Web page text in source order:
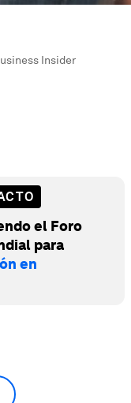
Insider
el Foro
para
en